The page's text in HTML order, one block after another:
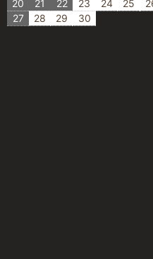
20
21 22 23 24 25
27
28 29 30